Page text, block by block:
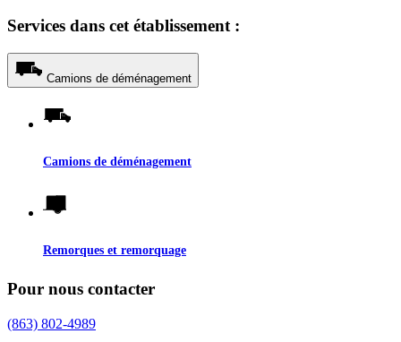
Services dans cet établissement :
Camions de déménagement
Camions de déménagement
Remorques et remorquage
Pour nous contacter
(863) 802-4989